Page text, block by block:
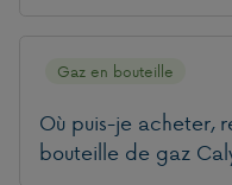
Où puis-je acheter,
bouteille de gaz
Gaz en bouteille